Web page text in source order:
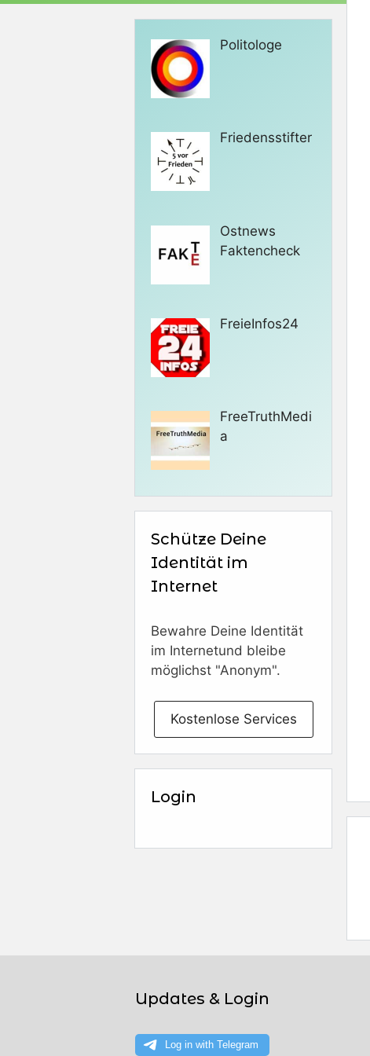
Politologe
Friedensstifter
Ostnews
Faktencheck
FreieInfos24
FreeTruthMedi
a
Schütze Deine
Identität im
Internet
Bewahre Deine Identität
im Internetund bleibe
möglichst "Anonym".
Kostenlose Services
Login
Updates & Login